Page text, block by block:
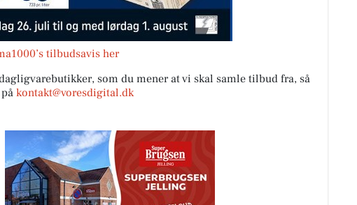
tilbudsavis her
som du mener at vi skal samle tilbud fra, så
kontakt@voresdigital.dk